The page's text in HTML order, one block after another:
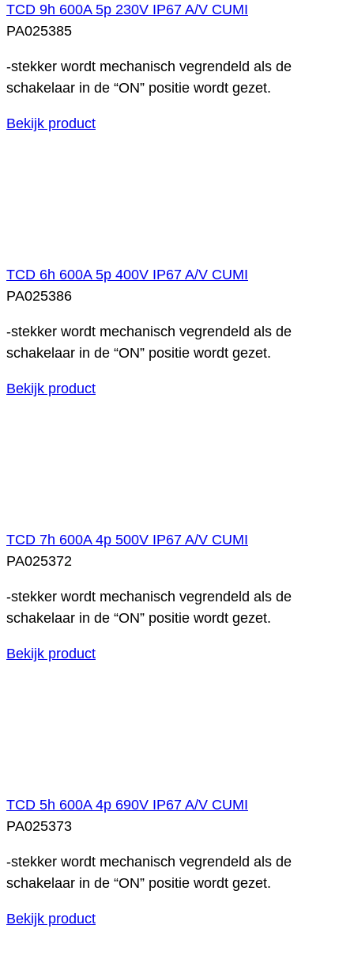
TCD 9h 600A 5p 230V IP67 A/V CUMI
PA025385
-stekker wordt mechanisch vegrendeld als de
schakelaar in de “ON” positie wordt gezet.
Bekijk product
TCD 6h 600A 5p 400V IP67 A/V CUMI
PA025386
-stekker wordt mechanisch vegrendeld als de
schakelaar in de “ON” positie wordt gezet.
Bekijk product
TCD 7h 600A 4p 500V IP67 A/V CUMI
PA025372
-stekker wordt mechanisch vegrendeld als de
schakelaar in de “ON” positie wordt gezet.
Bekijk product
TCD 5h 600A 4p 690V IP67 A/V CUMI
PA025373
-stekker wordt mechanisch vegrendeld als de
schakelaar in de “ON” positie wordt gezet.
Bekijk product